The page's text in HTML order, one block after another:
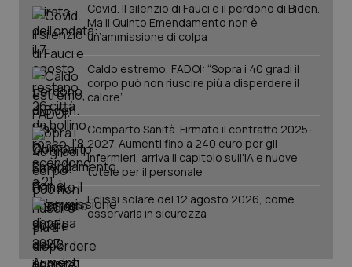
Covid. Il silenzio di Fauci e il perdono di Biden.
Ma il Quinto Emendamento non è
un’ammissione di colpa
Caldo estremo, FADOI: “Sopra i 40 gradi il
corpo può non riuscire più a disperdere il
calore”
Comparto Sanità. Firmato il contratto 2025-
2027. Aumenti fino a 240 euro per gli
infermieri, arriva il capitolo sull'IA e nuove
tutele per il personale
Eclissi solare del 12 agosto 2026, come
osservarla in sicurezza
PHPSESSID